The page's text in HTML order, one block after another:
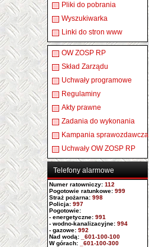
Pliki do pobrania
Wyszukiwarka
Linki do stron www
OW ZOSP RP
Skład Zarządu
Uchwały programowe
Regulaminy
Akty prawne
Zadania do wykonania
Kampania sprawozdawcza
Uchwały OW ZOSP RP
Telefony alarmowe
Numer ratowniczy: 112
Pogotowie ratunkowe: 999
Straż pożarna: 998
Policja: 997
Pogotowie:
- energetyczne: 991
- wodno-kanalizacyjne: 994
- gazowe: 992
Nad wodą: _601-100-100
W górach: _601-100-300